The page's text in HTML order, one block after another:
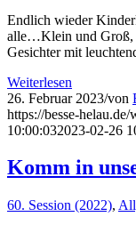
Endlich wieder
alle…Klein und Groß,
Gesichter mit
Weiterlesen
26. Februar 2023/von
https://besse-
10:00:032023-02-26
Komm in
60. Session (2022),